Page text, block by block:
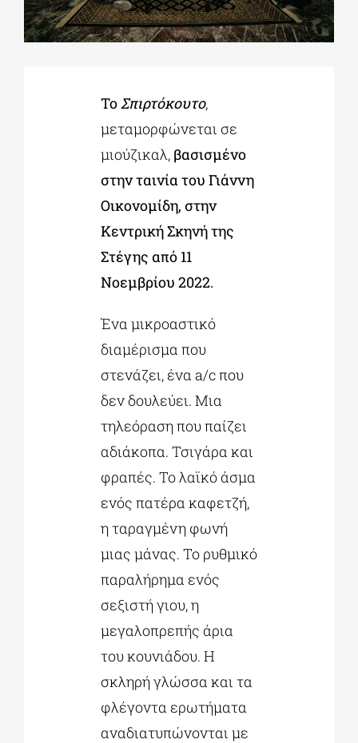
ΕΚΠΑΙΔΕΥΤΙΚΑ ΙΔΡΥΜΑΤΑ
ΠΟΛΙΤΙΣΤΙΚΟΙ ΦΟΡΕΙΣ
Το Σπιρτόκουτο,
μεταμορφώνεται σε
μιούζικαλ, βασισμένο
στην ταινία του Γιάννη
Οικονομίδη, στην
Κεντρική Σκηνή της
Στέγης από 11
Νοεμβρίου 2022.
Ένα μικροαστικό
διαμέρισμα που
στενάζει, ένα a/c που
δεν δουλεύει. Μια
τηλεόραση που παίζει
αδιάκοπα. Τσιγάρα και
φραπές. Το λαϊκό άσμα
ενός πατέρα καφετζή,
η ταραγμένη φωνή
μιας μάνας. Το ρυθμικό
παραλήρημα ενός
σεξιστή γιου, η
μεγαλοπρεπής άρια
του κουνιάδου. H
σκληρή γλώσσα και τα
φλέγοντα ερωτήματα
αναδιατυπώνονται με